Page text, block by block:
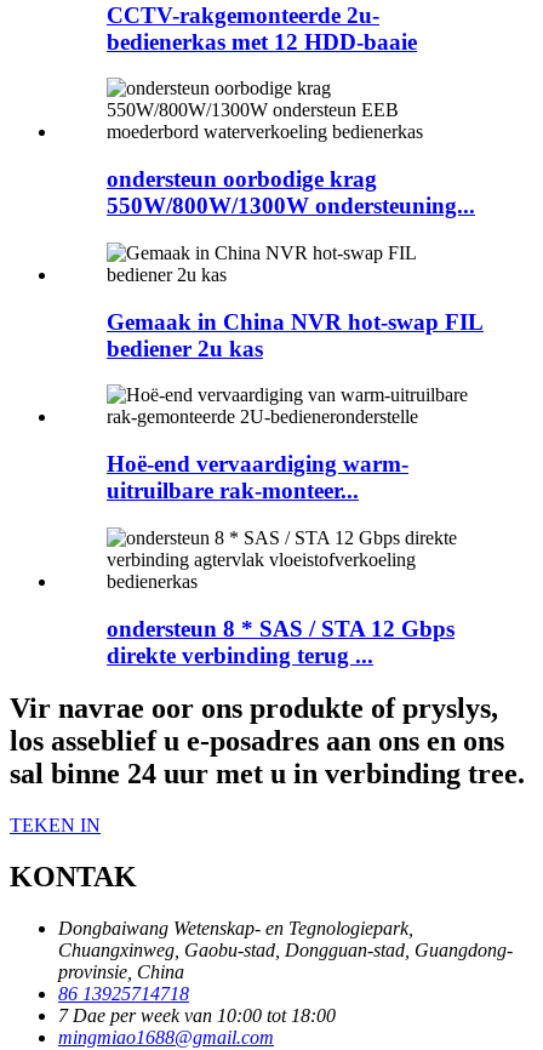
CCTV-rakgemonteerde 2u-
bedienerkas met 12 HDD-baaie
ondersteun oorbodige krag
550W/800W/1300W ondersteuning...
Gemaak in China NVR hot-swap FIL
​​bediener 2u kas
Hoë-end vervaardiging warm-
uitruilbare rak-monteer...
ondersteun 8 * SAS / STA 12 Gbps
direkte verbinding terug ...
Vir navrae oor ons produkte of pryslys,
los asseblief u e-posadres aan ons en ons
sal binne 24 uur met u in verbinding tree.
TEKEN IN
KONTAK
Dongbaiwang Wetenskap- en Tegnologiepark,
Chuangxinweg, Gaobu-stad, Dongguan-stad, Guangdong-
provinsie, China
86 13925714718
7 Dae per week van 10:00 tot 18:00
mingmiao1688@gmail.com